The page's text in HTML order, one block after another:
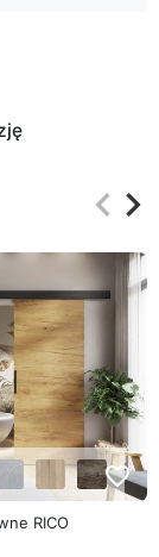
keyboard_arrow_left
keyboard_arrow_right
favorite_border
RICO